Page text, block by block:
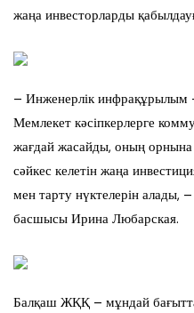
жаңа инвесторларды
– Инженерлік инфрақұрылым
Мемлекет кәсіпкерлерге
жағдай жасайды, оның орнына
сәйкес келетін жаңа
мен тарту нүктелерін алады,
басшысы Ирина Любарская.
Балқаш ЖҚҚ – мұндай